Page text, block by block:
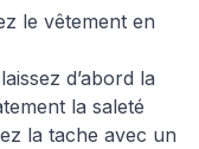
le vêtement en
d’abord la
la saleté
la tache avec un